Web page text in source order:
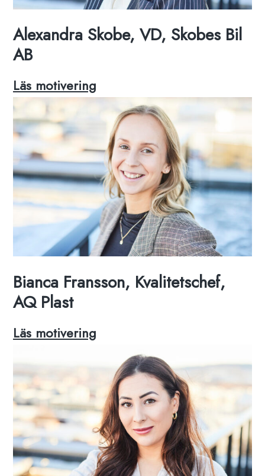
Alexandra Skobe, VD, Skobes Bil
AB
Läs motivering
Skobe,
VD,
Skobes
Bil
AB
Bianca Fransson, Kvalitetschef,
AQ Plast
Läs motivering
Fransson,
Kvalitetschef,
AQ
Plast